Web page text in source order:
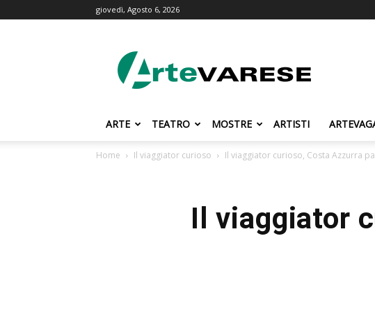
giovedì, Agosto 6, 2026
ARTE TEATRO MOSTRE ARTISTI
Home Il viaggiator curioso Il viaggiator curioso, Costa Azzurra
Il viaggiator